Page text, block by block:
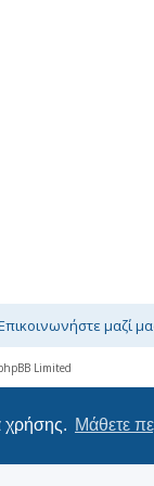
χρήσης. Μάθετε
μαζί
Limited